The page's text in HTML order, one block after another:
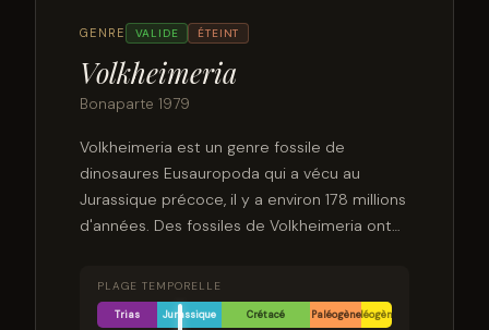
GENRE VALIDE ÉTEINT
Volkheimeria
Bonaparte 1979
Volkheimeria est un genre fossile de
dinosaures Eusauropoda qui a vécu au
Jurassique précoce, il y a environ 178 millions
d'années. Des fossiles de Volkheimeria ont
Asfalto (en) du bassin de Cañadón
Asfalto (en) en Patagonie, en Argentine.
PLAGE TEMPORELLE
Trias Jurassique Crétacé PaléogèneNéogène